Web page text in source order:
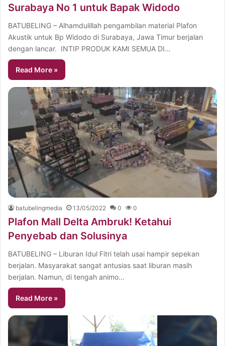
Surabaya No 1 untuk Bapak Widodo
BATUBELING – Alhamdulillah pengambilan material Plafon
Akustik untuk Bp Widodo di Surabaya, Jawa Timur berjalan
dengan lancar. INTIP PRODUK KAMI SEMUA DI…
Read More »
batubelingmedia 13/05/2022 0 0
Plafon Mall Delta Ambruk! Ketahui
Penyebab dan Solusinya
BATUBELING – Liburan Idul Fitri telah usai hampir sepekan
berjalan. Masyarakat sangat antusias saat liburan masih
berjalan. Namun, di tengah animo…
Read More »